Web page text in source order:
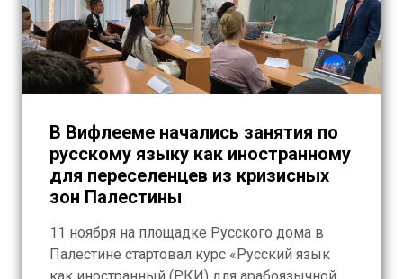
В Вифлееме начались занятия по
русскому языку как иностранному
для переселенцев из кризисных
зон Палестины
11 ноября на площадке Русского дома в
Палестине стартовал курс «Русский язык